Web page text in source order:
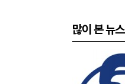
많이 본 뉴스